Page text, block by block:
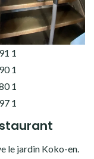
le jardin Koko-en.